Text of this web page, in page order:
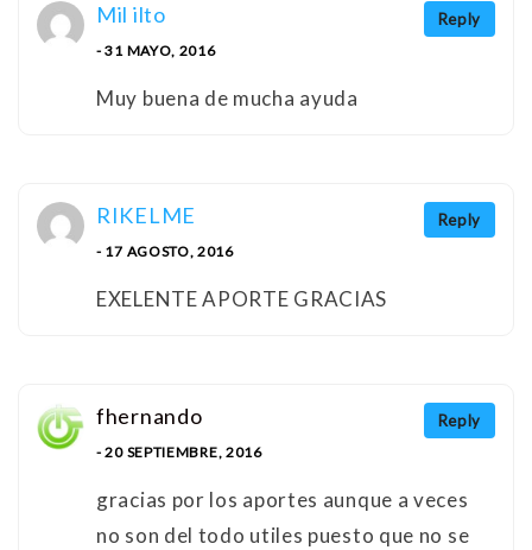
Reply
Mil ilto
- 31 MAYO, 2016
Muy buena de mucha ayuda
Reply
RIKELME
- 17 AGOSTO, 2016
EXELENTE APORTE GRACIAS
Reply
fhernando
- 20 SEPTIEMBRE, 2016
gracias por los aportes aunque a veces
no son del todo utiles puesto que no se